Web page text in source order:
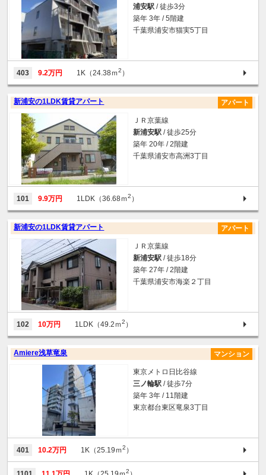
浦安駅 / 徒歩3分
築年 3年 / 5階建
千葉県浦安市猫実5丁目
403 9.2万円 1K（24.38ｍ2 ）
新浦安の1LDK賃貸アパート アパート
ＪＲ京葉線
新浦安駅 / 徒歩25分
築年 20年 / 2階建
千葉県浦安市高洲3丁目
101 9.9万円 1LDK（36.68ｍ2 ）
新浦安の1LDK賃貸アパート アパート
ＪＲ京葉線
新浦安駅 / 徒歩18分
築年 27年 / 2階建
千葉県浦安市海楽２丁目
102 10万円 1LDK（49.2ｍ2 ）
Amiere浅草竜泉 マンション
東京メトロ日比谷線
三ノ輪駅 / 徒歩7分
築年 3年 / 11階建
東京都台東区竜泉3丁目
401 10.2万円 1K（25.19ｍ2 ）
2